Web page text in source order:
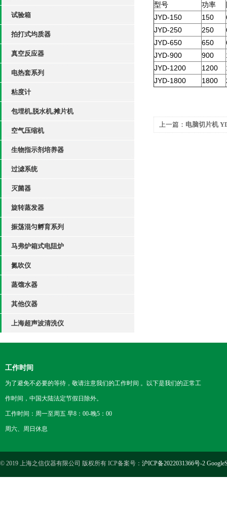
试验箱
拍打式均质器
真空反应器
电热套系列
粘度计
包埋机,脱水机,摊片机
空气压缩机
生物指示剂培养器
过滤系统
灭菌器
旋转蒸发器
振荡混匀孵育系列
马弗炉箱式电阻炉
氮吹仪
蒸馏水器
其他仪器
上海超声波清洗仪
型号 功率
JYD-150
150
JYD-250
250
JYD-650
650
JYD-900
900
JYD-1200
1200
JYD-1800
1800
上一篇： 电脑切片机
工作时间
为了避免不必要的等待，敬请注意我们的工作时间 。以下是我们的正常工
作时间，中国大陆法定节假日除外。
工作时间：周一至周五 早8：00-晚5：00
周六、周日休息
© 2019 上海之信仪器有限公司 版权所有 ICP备案号： 沪ICP备2022031366号-2